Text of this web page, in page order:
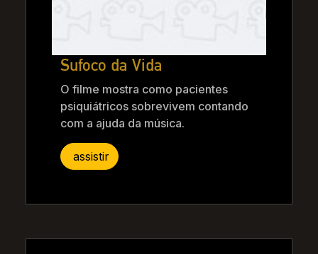
Sufoco da Vida
O filme mostra como pacientes
psiquiátricos sobrevivem contando
com a ajuda da música.
assistir